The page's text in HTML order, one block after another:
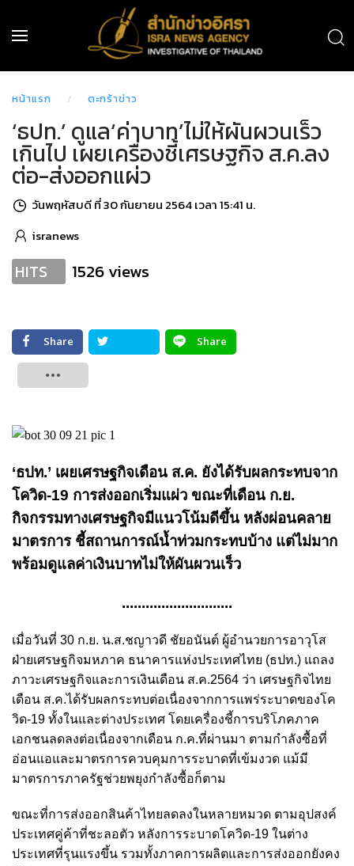
หน้าแรก ตะกร้าข่าว
‘ธปท.’ ดูแล‘ค่าบาท’ไม่ให้ผันผวนเร็ว
เกินไป เผยเครื่องชี้เศรษฐกิจ ส.ค.ลง
ต่อ-ส่งออกแผ่ว
วันพฤหัสบดี ที่ 30 กันยายน 2564 เวลา 15:41 น.
isranews
HITS 1526 views
Share
Share
‘ธปท.’ เผยเศรษฐกิจเดือน ส.ค. ยังได้รับผลกระทบจาก
โควิด-19 การส่งออกเริ่มแผ่ว ขณะที่เดือน ก.ย.
กิจกรรมทางเศรษฐกิจมีแนวโน้มดีขึ้น หลังผ่อนคลาย
มาตรการ ชี้สถานการณ์น้ำท่วมกระทบบ้าง แต่ไม่มาก
พร้อมดูแลค่าเงินบาทไม่ให้ผันผวนเร็ว
............................
เมื่อวันที่ 30 ก.ย. น.ส.ชญาวดี ชัยอนันต์ ผู้อำนวยการอาวุโส
ฝ่ายเศรษฐกิจมหภาค ธนาคารแห่งประเทศไทย (ธปท.) แถลง
ภาวะเศรษฐกิจและการเงินเดือน ส.ค.2564 ว่า เศรษฐกิจไทย
เดือน ส.ค.ได้รับผลกระทบต่อเนื่องจากการแพร่ระบาดของโค
วิด-19 ทั้งในและต่างประเทศ โดยเครื่องชี้การบริโภคภาค
เอกชนลดลงต่อเนื่องจากเดือน ก.ค.ที่ผ่านมา ตามกำลังซื้อที่
อ่อนแอและมาตรการควบคุมการระบาดที่เข้มงวด แม้มี
มาตรการภาครัฐช่วยพยุงกำลังซื้อก็ตาม
ขณะที่การส่งออกสินค้าไทยลดลงในหลายหมวด ตามอุปสงค์
ประเทศคู่ค้าที่ชะลอตัว หลังการระบาดโควิด-19 ในต่าง
ประเทศที่รุนแรงขึ้น รวมทั้งภาคการผลิตและการส่งออกยังคง